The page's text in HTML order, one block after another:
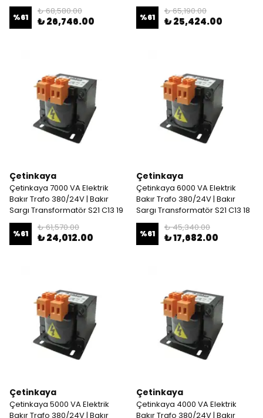
%61
₺ 68,580.00
₺ 26,746.00 %61
₺ 65,190.00
₺ 25,424.00
Çetinkaya
Çetinkaya 7000 VA Elektrik
Bakır Trafo 380/24V | Bakır
Sargı Transformatör S21 C13 19
%61
₺ 61,570.00
₺ 24,012.00
Çetinkaya
Çetinkaya 6000 VA Elektrik
Bakır Trafo 380/24V | Bakır
Sargı Transformatör S21 C13 18
%61
₺ 45,340.00
₺ 17,682.00
Çetinkaya
Çetinkaya 5000 VA Elektrik
Bakır Trafo 380/24V | Bakır
Çetinkaya
Çetinkaya 4000 VA Elektrik
Bakır Trafo 380/24V | Bakır